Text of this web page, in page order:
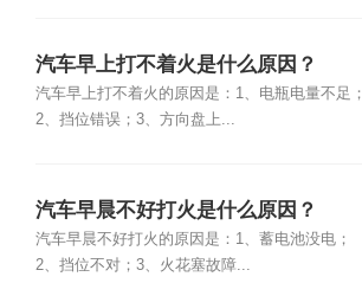
汽车早上打不着火是什么原因？
汽车早上打不着火的原因是：1、电瓶电量不足；
2、挡位错误；3、方向盘上...
汽车早晨不好打火是什么原因？
汽车早晨不好打火的原因是：1、蓄电池没电；
2、挡位不对；3、火花塞故障...